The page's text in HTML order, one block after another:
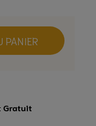
PANIER
Gratuit